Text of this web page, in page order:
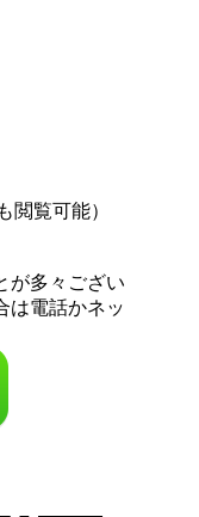
閲覧可能）
が多々ござい
は電話かネッ